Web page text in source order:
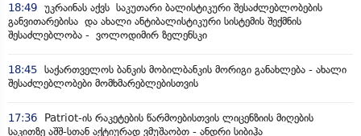
18:49 უკრაინას აქვს საკუთარი ბალისტიკური შესაძლებლობების
განვითარებისა და ახალი ანტიბალისტიკური სისტემის შექმნის
შესაძლებლობა - ვოლოდიმირ ზელენსკი
18:45 საქართველოს ბანკის მობილბანკის მორიგი განახლება - ახალი
შესაძლებლობები მომხმარებლებისთვის
17:36
Patriot-ის რაკეტების წარმოებისთვის ლიცენზიის მიღების
საკითზე აშშ-სთან აქტიურად ვმუშაობთ - ანდრი სიბიჰა